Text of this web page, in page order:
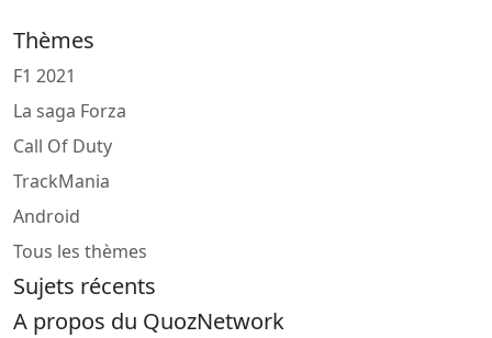
Thèmes
F1 2021
La saga Forza
Call Of Duty
TrackMania
Android
Tous les thèmes
Sujets récents
A propos du QuozNetwork